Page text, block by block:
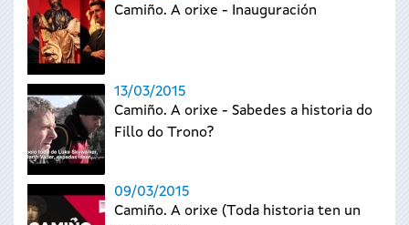
Camiño. A orixe - Inauguración
13/03/2015
Camiño. A orixe - Sabedes a historia do
Fillo do Trono?
09/03/2015
Camiño. A orixe (Toda historia ten un